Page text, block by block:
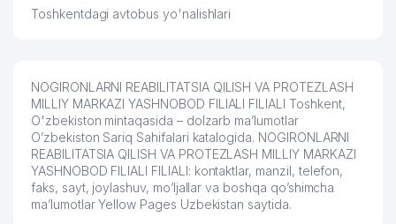
62 SHOMIRZIYO GROUP MChJ 320 м
63
TURKIYA RESPUBLIKASI
ELChINONASI
64
INDONEZIA RESPUBLIKASI
ELChINONASI
354 м
Toshkentdagi avtobus yo'nalishlari
NOGIRONLARNI REABILITATSIA QILISH VA PROTEZLASH
MILLIY MARKAZI YASHNOBOD FILIALI FILIALI Toshkent,
O'zbekiston mintaqasida – dolzarb ma’lumotlar
O’zbekiston Sariq Sahifalari katalogida. NOGIRONLARNI
REABILITATSIA QILISH VA PROTEZLASH MILLIY MARKAZI
YASHNOBOD FILIALI FILIALI: kontaktlar, manzil, telefon,
faks, sayt, joylashuv, mo’ljallar va boshqa qo’shimcha
ma’lumotlar Yellow Pages Uzbekistan saytida.